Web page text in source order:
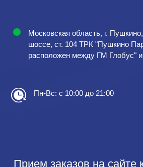
Московская область, г.
шоссе, ст. 104 ТРК "Пушкино
расположен между ГМ Глобус"
Пн-Вс: с 10:00 до 21:00
Прием заказов на сайте